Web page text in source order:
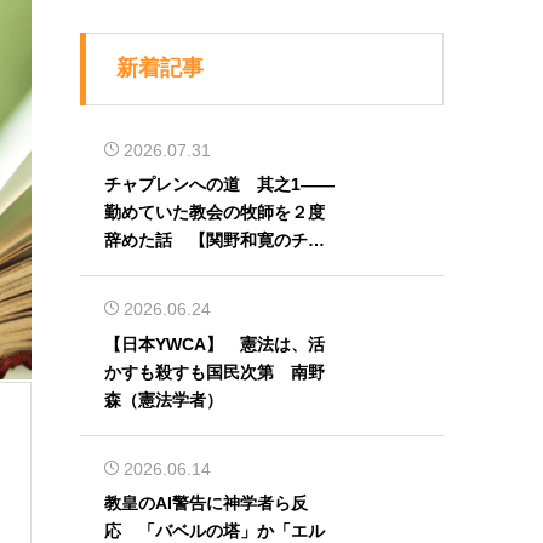
新着記事
2026.07.31
チャプレンへの道 其之1――
勤めていた教会の牧師を２度
辞めた話 【関野和寛のチャ
2026.06.24
【日本YWCA】 憲法は、活
かすも殺すも国民次第 南野
森（憲法学者）
2026.06.14
教皇のAI警告に神学者ら反
応 「バベルの塔」か「エル